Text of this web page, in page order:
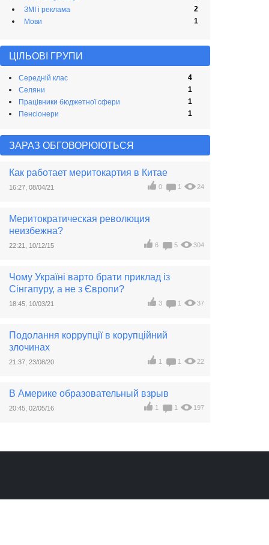
ЗМІ і реклама
2
Мови
1
ЦIЛЬОВI ГРУПИ
Середній клас
4
Селяни
1
Працівники бюджетної сфери
1
Пенсіонери
1
ЗАРАЗ ОБГОВОРЮЮТЬСЯ
Как работает меритокартия в Китае
16:27, 08/04/21 24
1
0
Меритократическая революция
неизбежна?
22:21, 10/12/15 304
5
6
Чому Україні варто брати приклад із
Сінгапуру, а не з Європи?
18:45, 10/03/21 37
1
3
Подолання коррупції в корупційний
злочинах
21:37, 23/08/20 22
1
1
В Америке образовательный взрыв
20:45, 02/05/16 197
1
1